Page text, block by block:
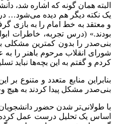
البته همان گونه که اشاره شد،
یک نکته دیگر هم دیده می‌شود…
و معتقد به خط امام را به بازی
بنی‌صدر را بدون کمترین مشکلی
شورای انقلاب مرحوم باهنر را به
کردم و گفتم به این بچه‌ها نباید
بنابراین منابع متعدد و متنوع
بنی‌صدر مشکل پیدا کردند به هیچ
با طولانی‌تر شدن حضور
اساس یک تحلیل درست عمل کرده